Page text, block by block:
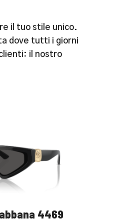
il tuo stile unico.
dove tutti i giorni
il nostro
4469